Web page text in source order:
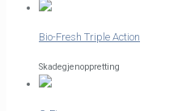
Bio-Fresh Triple Action
Skadegjenoppretting